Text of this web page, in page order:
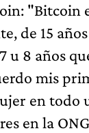
"Bitcoin
de 15
u 8 años
mis
en todo
en la